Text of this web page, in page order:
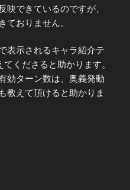
映できているのですが、
ておりません。
表示されるキャラ紹介テ
くださると助かります。
効ターン数は、奥義発動
教えて頂けると助かりま